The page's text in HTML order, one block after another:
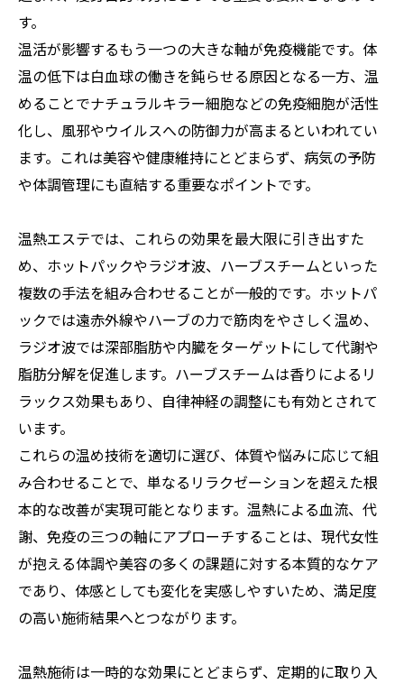
す。
温活が影響するもう一つの大きな軸が免疫機能です。体
温の低下は白血球の働きを鈍らせる原因となる一方、温
めることでナチュラルキラー細胞などの免疫細胞が活性
化し、風邪やウイルスへの防御力が高まるといわれてい
ます。これは美容や健康維持にとどまらず、病気の予防
や体調管理にも直結する重要なポイントです。
温熱エステでは、これらの効果を最大限に引き出すた
め、ホットパックやラジオ波、ハーブスチームといった
複数の手法を組み合わせることが一般的です。ホットパ
ックでは遠赤外線やハーブの力で筋肉をやさしく温め、
ラジオ波では深部脂肪や内臓をターゲットにして代謝や
脂肪分解を促進します。ハーブスチームは香りによるリ
ラックス効果もあり、自律神経の調整にも有効とされて
います。
これらの温め技術を適切に選び、体質や悩みに応じて組
み合わせることで、単なるリラクゼーションを超えた根
本的な改善が実現可能となります。温熱による血流、代
謝、免疫の三つの軸にアプローチすることは、現代女性
が抱える体調や美容の多くの課題に対する本質的なケア
であり、体感としても変化を実感しやすいため、満足度
の高い施術結果へとつながります。
温熱施術は一時的な効果にとどまらず、定期的に取り入